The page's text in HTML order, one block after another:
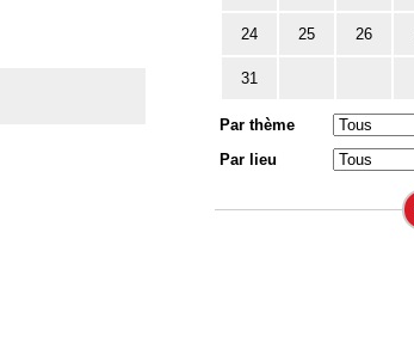
24 25 26
31
Par thème
Par lieu